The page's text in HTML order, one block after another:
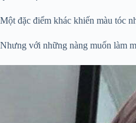
Một đặc điểm khác khiến màu tóc
Nhưng với những nàng muốn làm